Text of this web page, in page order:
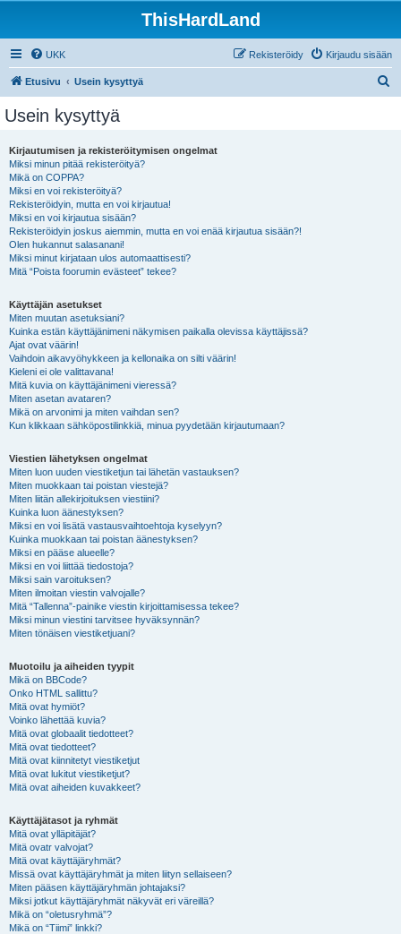
ThisHardLand
UKK Kirjaudu sisään
Rekisteröidy
Etusivu Usein kysyttyä
Usein kysyttyä
Kirjautumisen ja rekisteröitymisen ongelmat
Miksi minun pitää rekisteröityä?
Mikä on COPPA?
Miksi en voi rekisteröityä?
Rekisteröidyin, mutta en voi kirjautua!
Miksi en voi kirjautua sisään?
Rekisteröidyin joskus aiemmin, mutta en voi enää kirjautua sisään?!
Olen hukannut salasanani!
Miksi minut kirjataan ulos automaattisesti?
Mitä “Poista foorumin evästeet” tekee?
Käyttäjän asetukset
Miten muutan asetuksiani?
Kuinka estän käyttäjänimeni näkymisen paikalla olevissa käyttäjissä?
Ajat ovat väärin!
Vaihdoin aikavyöhykkeen ja kellonaika on silti väärin!
Kieleni ei ole valittavana!
Mitä kuvia on käyttäjänimeni vieressä?
Miten asetan avataren?
Mikä on arvonimi ja miten vaihdan sen?
Kun klikkaan sähköpostilinkkiä, minua pyydetään kirjautumaan?
Viestien lähetyksen ongelmat
Miten luon uuden viestiketjun tai lähetän vastauksen?
Miten muokkaan tai poistan viestejä?
Miten liitän allekirjoituksen viestiini?
Kuinka luon äänestyksen?
Miksi en voi lisätä vastausvaihtoehtoja kyselyyn?
Kuinka muokkaan tai poistan äänestyksen?
Miksi en pääse alueelle?
Miksi en voi liittää tiedostoja?
Miksi sain varoituksen?
Miten ilmoitan viestin valvojalle?
Mitä “Tallenna”-painike viestin kirjoittamisessa tekee?
Miksi minun viestini tarvitsee hyväksynnän?
Miten tönäisen viestiketjuani?
Muotoilu ja aiheiden tyypit
Mikä on BBCode?
Onko HTML sallittu?
Mitä ovat hymiöt?
Voinko lähettää kuvia?
Mitä ovat globaalit tiedotteet?
Mitä ovat tiedotteet?
Mitä ovat kiinnitetyt viestiketjut
Mitä ovat lukitut viestiketjut?
Mitä ovat aiheiden kuvakkeet?
Käyttäjätasot ja ryhmät
Mitä ovat ylläpitäjät?
Mitä ovatr valvojat?
Mitä ovat käyttäjäryhmät?
Missä ovat käyttäjäryhmät ja miten liityn sellaiseen?
Miten pääsen käyttäjäryhmän johtajaksi?
Miksi jotkut käyttäjäryhmät näkyvät eri väreillä?
Mikä on “oletusryhmä”?
Mikä on “Tiimi” linkki?